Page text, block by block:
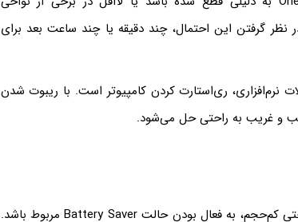
گرفتن این احتمال، چند دقیقه یا چند ساعت بعد برای
نرم‌افزاری، ری‌استارت کردن کامپیوتر است. با ریبوت شدن
و غریب به راحتی حل می‌شود.
ممکن است مشکل در دانلود فایل‌های حجیم و حتی کم‌حجم، به فعال بودن حالت Battery Saver مربوط باشد.